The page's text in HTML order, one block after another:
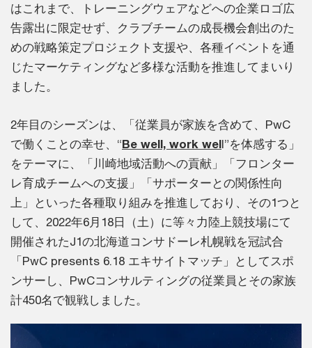
はこれまで、トレーニングウェアなどへの企業ロゴ広
告露出に限定せず、クラブチームの成長機会創出のた
めの戦略策定プロジェクト支援や、各種イベントを通
じたマーケティングなど多様な活動を推進してまいり
ました。
2年目のシーズンは、「従業員が家族を含めて、PwC
で働くことの幸せ、“Be well, work well”を体感する」
をテーマに、「川崎地域活動への貢献」「フロンター
レ育成チームへの支援」「サポーターとの関係性向
上」といった各種取り組みを推進しており、その1つと
して、2022年6月18日（土）に等々力陸上競技場にて
開催されたJ1の北海道コンサドーレ札幌戦を冠試合
「PwC presents 6.18 エキサイトマッチ」としてスポ
ンサーし、PwCコンサルティングの従業員とその家族
計450名で観戦しました。